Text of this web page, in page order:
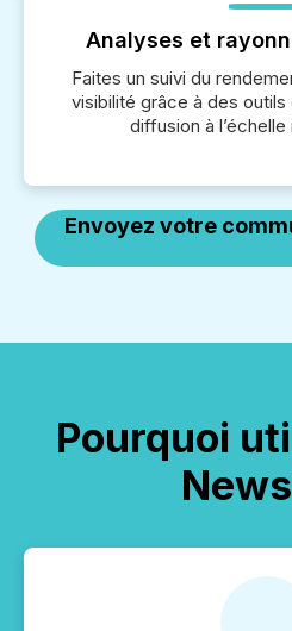
Analyses et
Faites un suivi du
visibilité grâce à des
diffusion à
Envoyez votre
Pourquoi